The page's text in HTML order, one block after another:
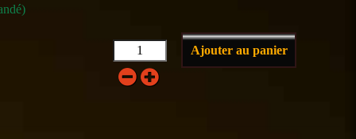
Ajouter au panier